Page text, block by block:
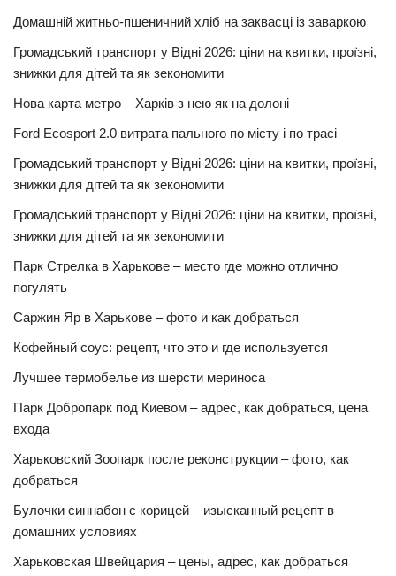
Домашній житньо-пшеничний хліб на заквасці із заваркою
Громадський транспорт у Відні 2026: ціни на квитки, проїзні,
знижки для дітей та як зекономити
Нова карта метро – Харків з нею як на долоні
Ford Ecosport 2.0 витрата пального по місту і по трасі
Громадський транспорт у Відні 2026: ціни на квитки, проїзні,
знижки для дітей та як зекономити
Громадський транспорт у Відні 2026: ціни на квитки, проїзні,
знижки для дітей та як зекономити
Парк Стрелка в Харькове – место где можно отлично
погулять
Саржин Яр в Харькове – фото и как добраться
Кофейный соус: рецепт, что это и где используется
Лучшее термобелье из шерсти мериноса
Парк Добропарк под Киевом – адрес, как добраться, цена
входа
Харьковский Зоопарк после реконструкции – фото, как
добраться
Булочки синнабон с корицей – изысканный рецепт в
домашних условиях
Харьковская Швейцария – цены, адрес, как добраться